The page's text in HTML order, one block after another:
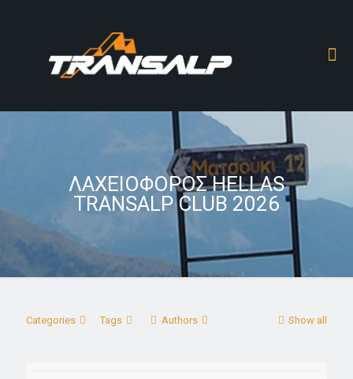
ΛΑΧΕΙΟΦΟΡΟΣ HELLAS
TRANSALP CLUB 2026
Categories Tags Authors Show all